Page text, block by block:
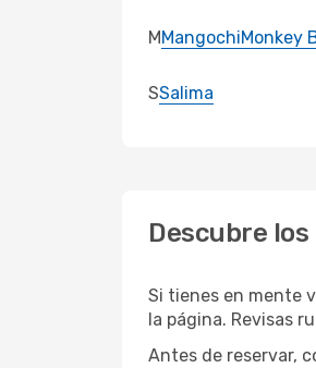
MMangochiMonkey
SSalima
Descubre
Si tienes en mente
la página. Revisas
Antes de reservar,